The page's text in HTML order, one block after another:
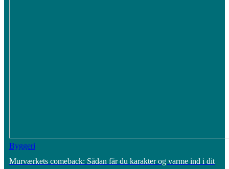
Byggeri
Murværkets comeback: Sådan får du karakter og varme ind i dit